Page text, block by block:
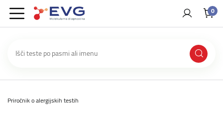
0
Priročnik o alergijskih testih